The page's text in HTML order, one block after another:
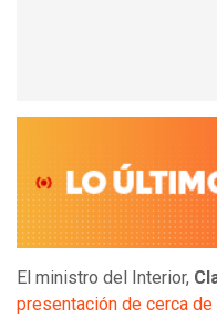
El ministro del Interior,
presentación de cerca